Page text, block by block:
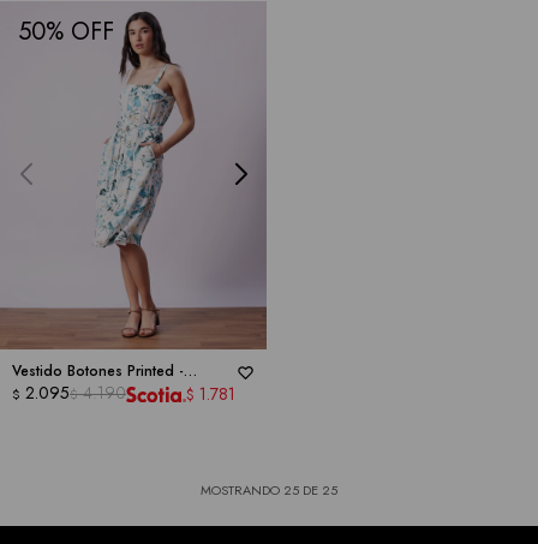
50
Vestido Botones Printed -
DONNA RICCO
$ 2.095$ 4.190 $ 1.781
MOSTRANDO 25 DE 25